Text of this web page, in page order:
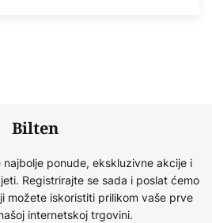
Bilten
ponude, ekskluzivne akcije i
Registrirajte se sada i poslat ćemo
možete iskoristiti prilikom vaše prve
internetskoj trgovini.